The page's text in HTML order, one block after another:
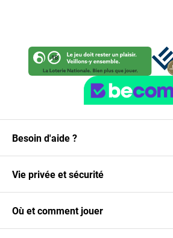
Besoin d'aide ?
Vie privée et sécurité
Où et comment jouer